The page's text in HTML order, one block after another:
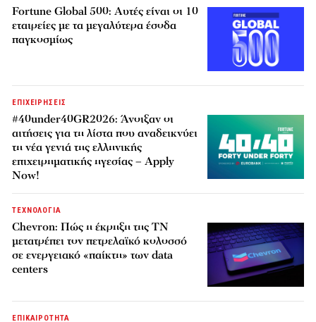
Fortune Global 500: Αυτές είναι οι 10
εταιρείες με τα μεγαλύτερα έσοδα
παγκοσμίως
ΕΠΙΧΕΙΡΗΣΕΙΣ
#40under40GR2026: Άνοιξαν οι
αιτήσεις για τη λίστα που αναδεικνύει
τη νέα γενιά της ελληνικής
επιχειρηματικής ηγεσίας – Apply
Now!
ΤΕΧΝΟΛΟΓΙΑ
Chevron: Πώς η έκρηξη της ΤΝ
μετατρέπει τον πετρελαϊκό κολοσσό
σε ενεργειακό «παίκτη» των data
centers
ΕΠΙΚΑΙΡΟΤΗΤΑ